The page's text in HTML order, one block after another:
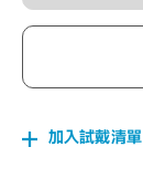
加入試戴清單